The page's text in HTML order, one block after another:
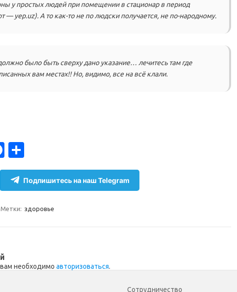
у простых людей при помещении в стационар в период
— yep.uz). А то как-то не по людски получается, не по-народному.
было быть сверху дано указание… лечитесь там где
вам местах!! Но, видимо, все на всё клали.
Fa
c
e
o
т
п
а
т
Подпишитесь на наш Telegram
Метки: здоровье
необходимо авторизоваться.
Сотрудничество